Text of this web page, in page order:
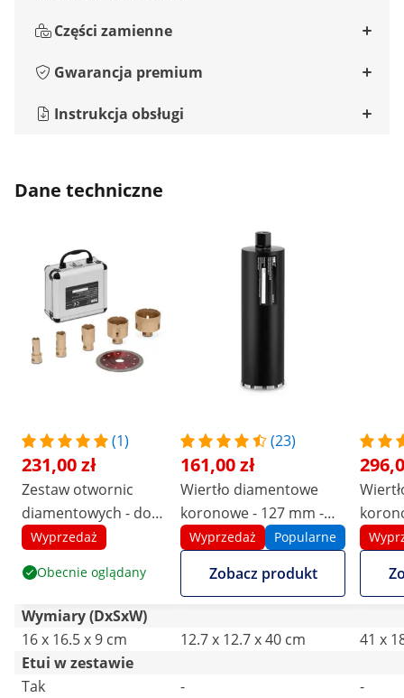
Części zamienne
Gwarancja premium
Instrukcja obsługi
Dane techniczne
(1)
231,00 zł
Zestaw otwornic
diamentowych - do
szlifierek kątowych -
tarcza diamentowa
115 mm
Wyprzedaż
Obecnie oglądany
(23)
161,00 zł
Wiertło diamentowe
koronowe - 127 mm -
400 mm
Wyprzedaż Popularne
Zobacz produkt
400
Wymiary (DxSxW)
16 x 16.5 x 9 cm
12.7 x 12.7 x 40 cm
41 x
Etui w zestawie
Tak
-
-